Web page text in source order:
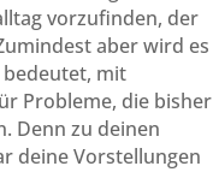
vorzufinden, der
aber wird es
mit
Probleme, die bisher
Denn zu deinen
deine Vorstellungen